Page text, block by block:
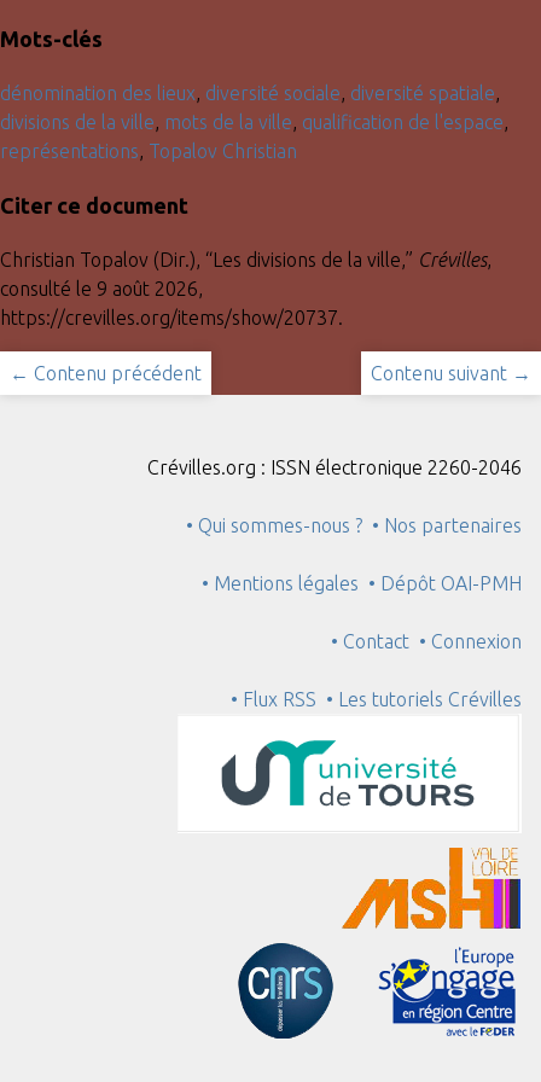
Mots-clés
dénomination des lieux, diversité sociale, diversité spatiale,
divisions de la ville, mots de la ville, qualification de l'espace,
représentations, Topalov Christian
Citer ce document
Christian Topalov (Dir.), “Les divisions de la ville,” Crévilles,
consulté le 9 août 2026,
https://crevilles.org/items/show/20737.
← Contenu précédent Contenu suivant →
Crévilles.org : ISSN électronique 2260-2046
• Qui sommes-nous ? • Nos partenaires
• Mentions légales • Dépôt OAI-PMH
• Contact • Connexion
• Flux RSS • Les tutoriels Crévilles